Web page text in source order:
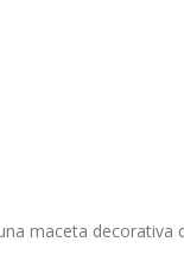
maceta decorativa